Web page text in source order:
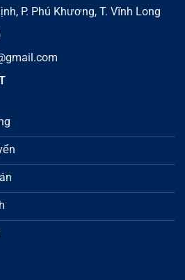
P. Phú Khương, T. Vĩnh Long